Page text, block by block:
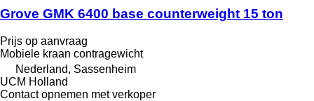
Grove GMK 6400 base counterweight 15 ton
Prijs op aanvraag
Mobiele kraan contragewicht
Nederland, Sassenheim
UCM Holland
Contact opnemen met verkoper